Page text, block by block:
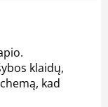
klaidų,
kad